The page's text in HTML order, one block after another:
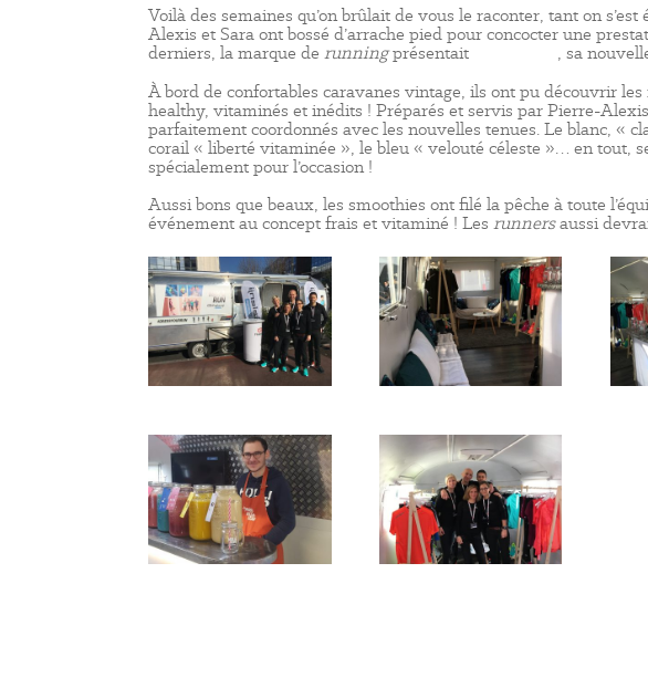
Voilà des semaines qu’on brûlait de vous le raconter, tant on
Alexis et Sara ont bossé d’arrache pied pour concocter une
derniers, la marque derunningprésentait
, sa
À bord de confortables caravanes vintage, ils ont pu découvrir
healthy, vitaminés et inédits ! Préparés et servis par Pierre-
parfaitement coordonnés avec les nouvelles tenues. Le blanc, «
corail « liberté vitaminée », le bleu « velouté céleste »… en tout,
spécialement pour l’occasion !
Aussi bons que beaux, les smoothies ont filé la pêche à toute
événement au concept frais et vitaminé ! Lesrunnersaussi